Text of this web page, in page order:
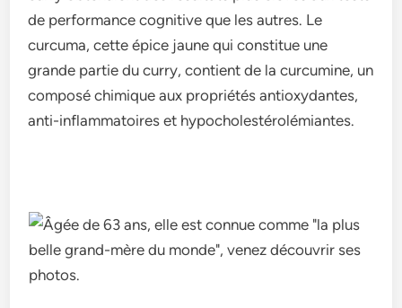
de performance cognitive que les autres. Le
curcuma, cette épice jaune qui constitue une
grande partie du curry, contient de la curcumine, un
composé chimique aux propriétés antioxydantes,
anti-inflammatoires et hypocholestérolémiantes.